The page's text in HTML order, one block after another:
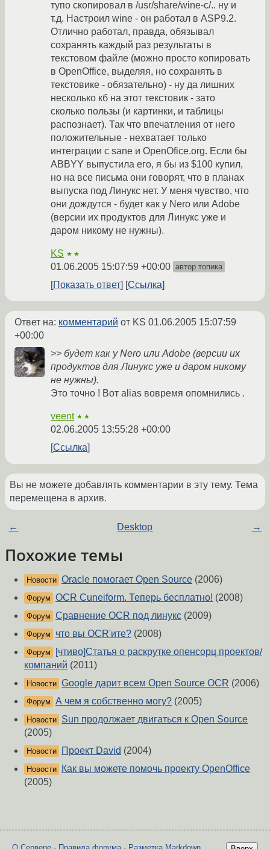
тупо скопировал в /usr/share/wine-c/.. ну и
т.д. Настроил wine - он работал в ASP9.2.
Отлично работал, правда, обязывал
сохранять каждый раз результаты в
текстовом файле (можно просто копировать
в OpenOffice, выделяя, но сохранять в
текстовике - обязательно) - ну да лишних
несколько кб на этот текстовик - зато
сколько пользы (и картинки, и таблицы
распознает). Так что впечатления от него
положительные - нехватает только
интеграции с sane и OpenOfice.org. Если бы
ABBYY выпустила его, я бы из $100 купил,
но на все письма они говорят, что в планах
выпуска под Линукс нет. У меня чувство, что
они дождутся - будет как у Nero или Adobe
(версии их продуктов для Линукс уже и
даром никому не нужны).
KS ★★
01.06.2005 15:07:59 +00:00 автор топика
Показать ответ Ссылка
Ответ на: комментарий от KS 01.06.2005 15:07:59
+00:00
>> будет как у Nero или Adobe (версии их
продуктов для Линукс уже и даром никому
не нужны).
Это точно ! Вот alias вовремя опомнились .
veent ★★
02.06.2005 13:55:28 +00:00
Ссылка
Вы не можете добавлять комментарии в эту тему. Тема
перемещена в архив.
← Desktop →
Похожие темы
Новости Oracle помогает Open Source (2006)
Форум OCR Cuneiform. Теперь бесплатно! (2008)
Форум Сравнение OCR под линукс (2009)
Форум что вы OCR'ите? (2008)
Форум
[чтиво]Статья о раскрутке опенсорц проектов/
компаний (2011)
Новости Google дарит всем Open Source OCR (2006)
Форум А чем я собственно могу? (2005)
Новости Sun продолжает двигаться к Open Source
(2005)
Новости Проект David (2004)
Новости
Как вы можете помочь проекту OpenOffice
(2005)